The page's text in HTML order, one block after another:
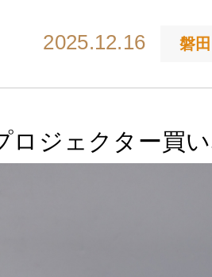
2025.12.16 磐
ロジェクター買